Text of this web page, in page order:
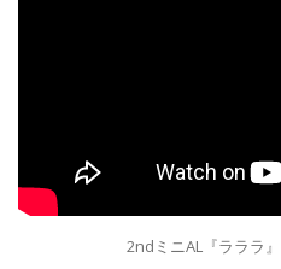
2ndミニAL『ラララ